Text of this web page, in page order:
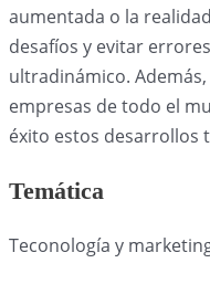
aumentada o la
desafíos y evitar
ultradinámico.
empresas de todo el
éxito estos desarrollos
Temática
Teconología y